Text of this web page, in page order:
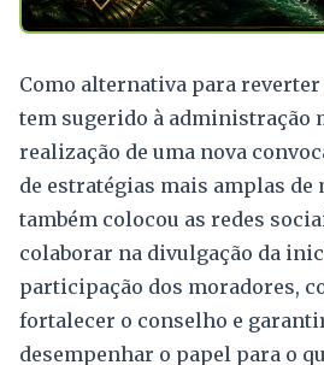
Como alternativa para
tem sugerido à administração
realização de uma nova
de estratégias mais amplas de
também colocou as redes
colaborar na divulgação da
participação dos moradores,
fortalecer o conselho e
desempenhar o papel para o